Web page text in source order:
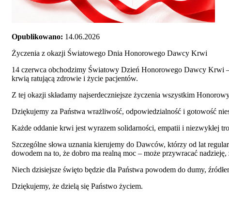
Opublikowano: 14.06.2026
Życzenia z okazji Światowego Dnia Honorowego Dawcy Krwi
14 czerwca obchodzimy Światowy Dzień Honorowego Dawcy Krwi
krwią ratującą zdrowie i życie pacjentów.
Z tej okazji składamy najserdeczniejsze życzenia wszystkim
Dziękujemy za Państwa wrażliwość, odpowiedzialność i gotowość
Każde oddanie krwi jest wyrazem solidarności, empatii i niezwykłej
Szczególne słowa uznania kierujemy do Dawców, którzy od lat
dowodem na to, że dobro ma realną moc – może przywracać
Niech dzisiejsze święto będzie dla Państwa powodem do dumy,
Dziękujemy, że dzielą się Państwo życiem.